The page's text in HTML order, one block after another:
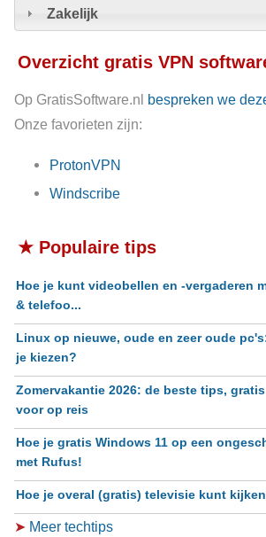
Zakelijk
Overzicht gratis VPN
Op GratisSoftware.nl bespreken we
Onze favorieten zijn:
ProtonVPN
Windscribe
★ Populaire tips
Hoe je kunt videobellen en -vergaderen
& telefoo...
Linux op nieuwe, oude en zeer oude
je kiezen?
Zomervakantie 2026: de beste tips,
voor op reis
Hoe je gratis Windows 11 op een
met Rufus!
Hoe je overal (gratis) televisie kunt
➤ Meer techtips